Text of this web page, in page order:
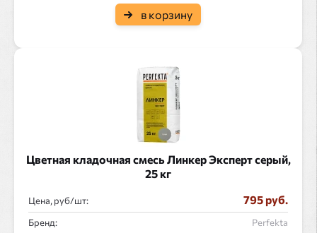
в корзину
Цветная кладочная смесь Линкер Эксперт серый,
25 кг
Цена, руб/ : 795 руб.
Бренд: Perfekta